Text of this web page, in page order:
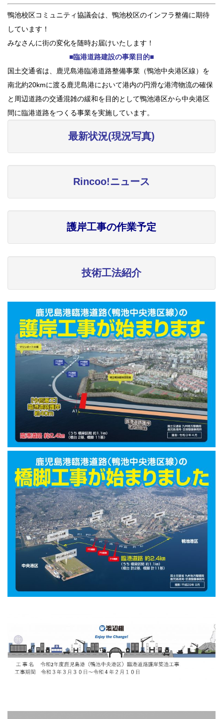
鴨池校区コミュニティ協議会は、鴨池校区のインフラ整備に期待
しています！
みなさんに街の変化を随時お届けいたします！
■臨港道路建設の事業目的■
国土交通省は、鹿児島港臨港道路整備事業（鴨池中央港区線）を
南北約20kmに渡る鹿児島港において港内の円滑な港湾物流の確保
と周辺道路の交通混雑の緩和を目的として鴨池港区から中央港区
間に臨港道路をつくる事業を実施しています。
最新状況(現況写真)
Rincoo!ニュース
護岸工事の作業予定
技術工法紹介